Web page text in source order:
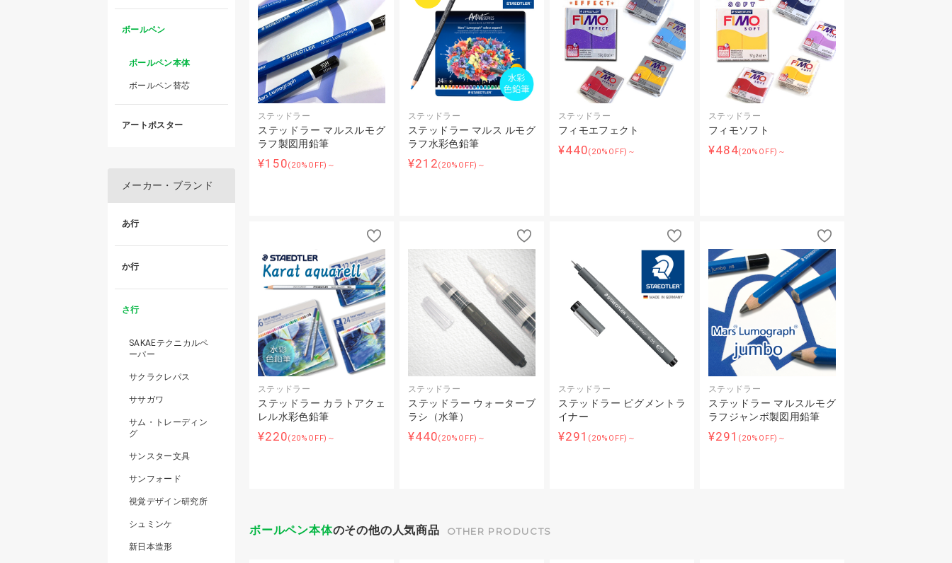
ステッドラー
ステッドラー マルスルモグ
ラフ製図用鉛筆
¥150(20%OFF)～
ステッドラー
ステッドラー マルス ルモグ
ラフ水彩色鉛筆
¥212(20%OFF)～
ステッドラー
フィモエフェクト
¥440(20%OFF)～
ステッドラー
フィモソフト
¥484(20%OFF)～
ステッドラー
ステッドラー カラトアクェ
レル水彩色鉛筆
¥220(20%OFF)～
ステッドラー
ステッドラー ウォーターブ
ラシ（水筆）
¥440(20%OFF)～
ステッドラー
ステッドラー ピグメントラ
イナー
¥291 (20%OFF)～
ステッドラー
ステッドラー マルスルモグ
ラフジャンボ製図用鉛筆
¥291 (20%OFF)～
ボールペン本体のその他の人気商品 OTHER PRODUCTS
ボールペン
ボールペン本体
ボールペン替芯
アートポスター
メーカー・ブランド
あ行
か行
さ行
SAKAEテクニカルペ
ーパー
サクラクレパス
ササガワ
サム・トレーディン
グ
サンスター文具
サンフォード
視覚デザイン研究所
シュミンケ
新日本造形